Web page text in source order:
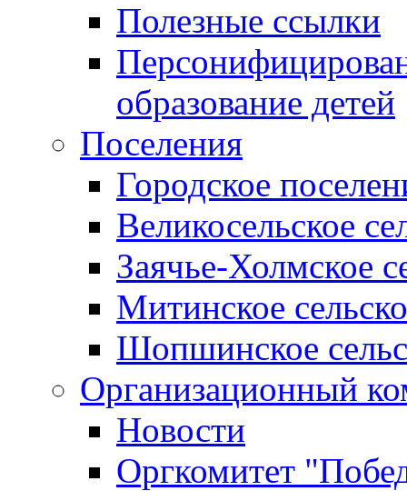
Полезные ссылки
образование детей
Поселения
Городское
Великосельское
Заячье-Холмское
Митинское
Шопшинское
Организационный
Новости
Оргкомитет